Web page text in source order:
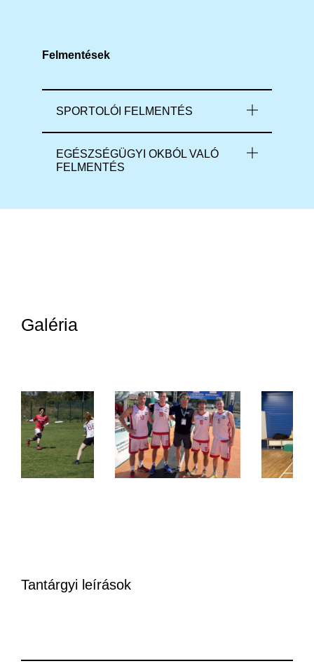
Felmentések
SPORTOLÓI FELMENTÉS
EGÉSZSÉGÜGYI OKBÓL VALÓ
FELMENTÉS
Galéria
Tantárgyi leírások